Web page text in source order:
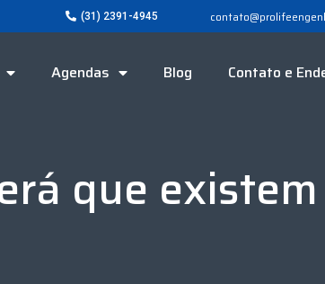
(31) 2391-4945
Agendas Blog Contato e
que